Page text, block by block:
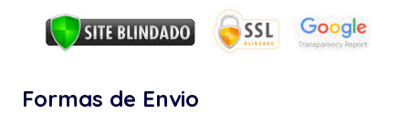
Formas de Envio